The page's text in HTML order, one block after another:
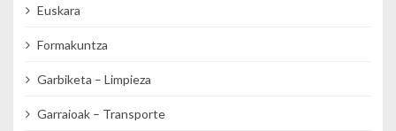
Euskara
Formakuntza
Garbiketa – Limpieza
Garraioak – Transporte